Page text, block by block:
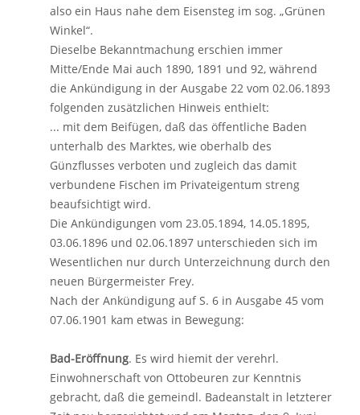
also ein Haus nahe dem Eisensteg im sog. „Grünen
Winkel“.
Dieselbe Bekanntmachung erschien immer
Mitte/Ende Mai auch 1890, 1891 und 92, während
die Ankündigung in der Ausgabe 22 vom 02.06.1893
folgenden zusätzlichen Hinweis enthielt:
... mit dem Beifügen, daß das öffentliche Baden
unterhalb des Marktes, wie oberhalb des
Günzflusses verboten und zugleich das damit
verbundene Fischen im Privateigentum streng
beaufsichtigt wird.
Die Ankündigungen vom 23.05.1894, 14.05.1895,
03.06.1896 und 02.06.1897 unterschieden sich im
Wesentlichen nur durch Unterzeichnung durch den
neuen Bürgermeister Frey.
Nach der Ankündigung auf S. 6 in Ausgabe 45 vom
07.06.1901 kam etwas in Bewegung:
Bad-Eröffnung. Es wird hiemit der verehrl.
Einwohnerschaft von Ottobeuren zur Kenntnis
gebracht, daß die gemeindl. Badeanstalt in letzterer